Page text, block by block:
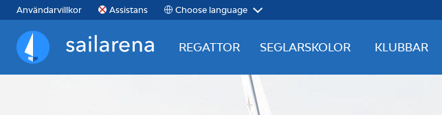
Användarvillkor Assistans Choose language
Sailarena
REGATTOR SEGLARSKOLOR KLUBBAR